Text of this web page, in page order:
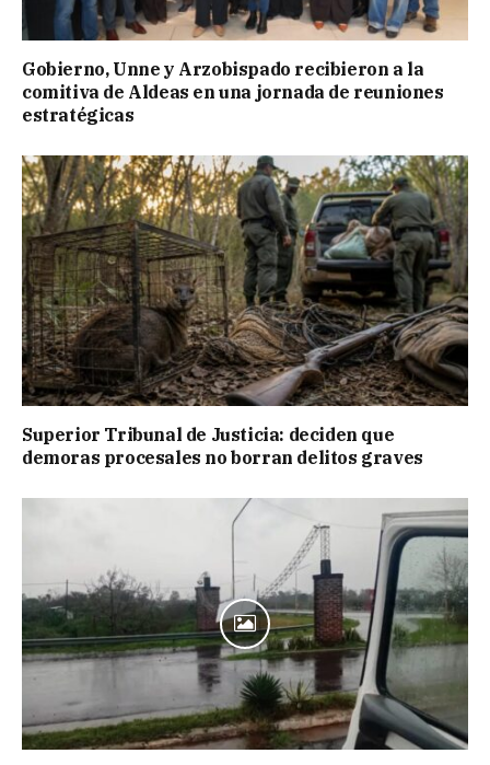
Gobierno, Unne y Arzobispado recibieron a la
comitiva de Aldeas en una jornada de reuniones
estratégicas
Superior Tribunal de Justicia: deciden que
demoras procesales no borran delitos graves